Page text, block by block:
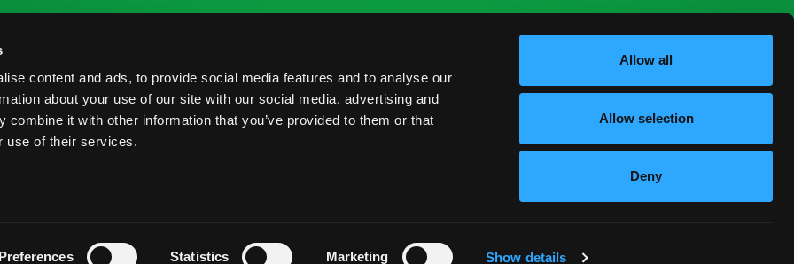
content and ads, to provide social media features and to analyse our
about your use of our site with our social media, advertising and
combine it with other information that you’ve provided to them or that
use of their services.
Statistics Marketing Show details
Allow all
Allow selection
Deny
la Industria
de Cosecha
Recursos de Investigación
Informe de Cosecha
Prácticas Postcosecha
Conectar
Blog
Preguntas Frecuentes